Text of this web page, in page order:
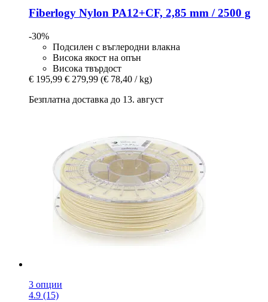
Fiberlogy Nylon PA12+CF, 2,85 mm / 2500 g
-30%
Подсилен с въглеродни влакна
Висока якост на опън
Висока твърдост
€ 195,99 € 279,99 (€ 78,40 / kg)
Безплатна доставка до 13. август
3 опции
4.9 (15)